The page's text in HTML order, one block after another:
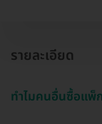
รายละเอียด
ทำไมคนอื่นซื้อแพ็